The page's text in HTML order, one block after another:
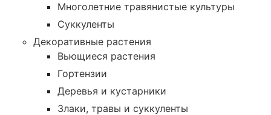
Многолетние травянистые культуры
Суккуленты
Декоративные растения
Вьющиеся растения
Гортензии
Деревья и кустарники
Злаки, травы и суккуленты